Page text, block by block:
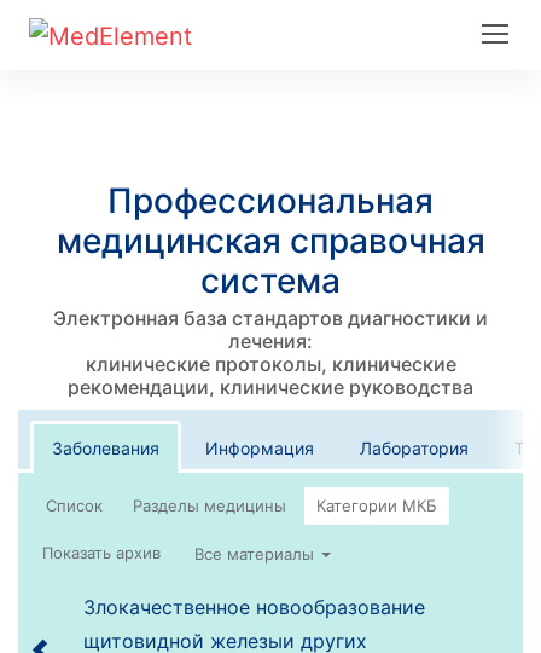
Профессиональная
медицинская справочная
система
Электронная база стандартов диагностики и
лечения:
клинические протоколы, клинические
рекомендации, клинические руководства
Заболевания Информация Лаборатория
Список
Все материалы
Злокачественное новообразование
щитовидной железыи других